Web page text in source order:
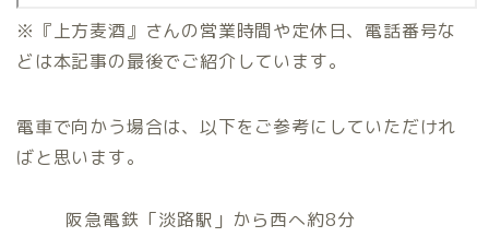
※『上方麦酒』さんの営業時間や定休日、電話番号な
どは本記事の最後でご紹介しています。
電車で向かう場合は、以下をご参考にしていただけれ
ばと思います。
阪急電鉄「淡路駅」から西へ約8分